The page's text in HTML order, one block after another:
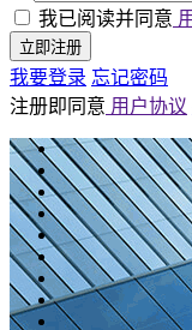
我已阅读并同意
立即注册
我要登录 忘记密码
注册即同意 用户协议